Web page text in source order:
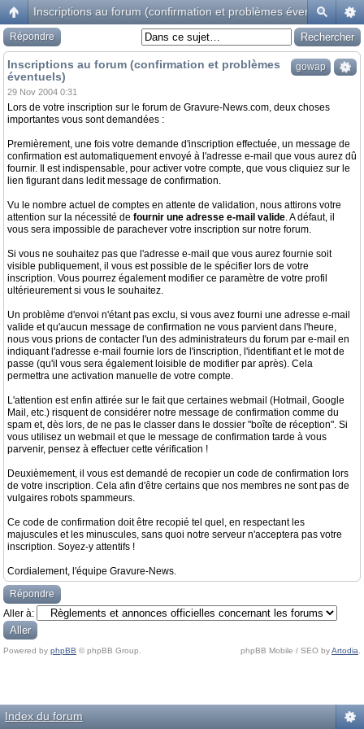
Inscriptions au forum (confirmation et problèmes éventuels)
Répondre
gowap
Inscriptions au forum (confirmation et problèmes
éventuels)
29 Nov 2004 0:31
Lors de votre inscription sur le forum de Gravure-News.com, deux choses
importantes vous sont demandées :
Premièrement, une fois votre demande d'inscription effectuée, un message de
confirmation est automatiquement envoyé à l'adresse e-mail que vous aurez dû
fournir. Il est indispensable, pour activer votre compte, que vous cliquiez sur le
lien figurant dans ledit message de confirmation.
Vu le nombre actuel de comptes en attente de validation, nous attirons votre
attention sur la nécessité de fournir une adresse e-mail valide. A défaut, il
vous sera impossible de parachever votre inscription sur notre forum.
Si vous ne souhaitez pas que l'adresse e-mail que vous aurez fournie soit
visible publiquement, il vous est possible de le spécifier lors de votre
inscription. Vous pourrez également modifier ce paramètre de votre profil
ultérieurement si vous le souhaitez.
Un problème d'envoi n'étant pas exclu, si vous avez fourni une adresse e-mail
valide et qu'aucun message de confirmation ne vous parvient dans l'heure,
nous vous prions de contacter l'un des administrateurs du forum par e-mail en
indiquant l'adresse e-mail fournie lors de l'inscription, l'identifiant et le mot de
passe (qu'il vous sera également loisible de modifier par après). Cela
permettra une activation manuelle de votre compte.
L'attention est enfin attirée sur le fait que certaines webmail (Hotmail, Google
Mail, etc.) risquent de considérer notre message de confirmation comme du
spam et, dès lors, de ne pas le classer dans le dossier "boîte de réception". Si
vous utilisez un webmail et que le message de confirmation tarde à vous
parvenir, pensez à effectuer cette vérification !
Deuxièmement, il vous est demandé de recopier un code de confirmation lors
de votre inscription. Cela afin d'être certains que nos membres ne sont pas de
vulgaires robots spammeurs.
Ce code de confirmation doit être recopié tel quel, en respectant les
majuscules et les minuscules, sans quoi notre serveur n'acceptera pas votre
inscription. Soyez-y attentifs !
Cordialement, l'équipe Gravure-News.
Répondre
Aller à:
Powered by phpBB © phpBB Group. phpBB Mobile / SEO byArtodia
Index du forum